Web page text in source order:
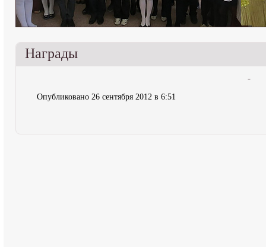
Награды
Опубликовано 26 сентября 2012 в 6:51